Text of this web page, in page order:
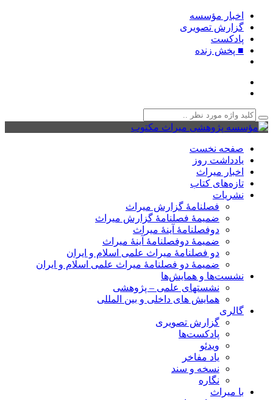
اخبار مؤسسه
گزارش تصویری
پادکست‌
■ پخش زنده
صفحه نخست
یادداشت روز
اخبار میراث
تازه‌های کتاب
نشریات
فصلنامۀ گزارش میراث
ضمیمۀ فصلنامۀ گزارش میراث
دوفصلنامۀ آینۀ میراث
ضمیمۀ دوفصلنامۀ آینۀ میراث
دو فصلنامۀ میراث علمی اسلام و ایران
ضمیمۀ دو فصلنامۀ میراث علمی اسلام و ایران
نشست‌ها و همایش‌ها
نشستهای علمی – پژوهشی
همایش های داخلی و بین المللی
گالری
گزارش تصویری
پادکست‌ها
ویدئو
یاد مفاخر
نسخه و سند
نگاره
با میراث